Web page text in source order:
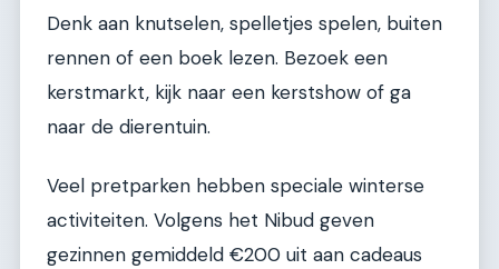
Denk aan knutselen, spelletjes spelen, buiten
rennen of een boek lezen. Bezoek een
kerstmarkt, kijk naar een kerstshow of ga
naar de dierentuin.
Veel pretparken hebben speciale winterse
activiteiten. Volgens het Nibud geven
gezinnen gemiddeld €200 uit aan cadeaus